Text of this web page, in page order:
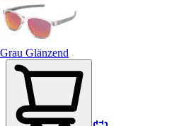
Grau Glänzend